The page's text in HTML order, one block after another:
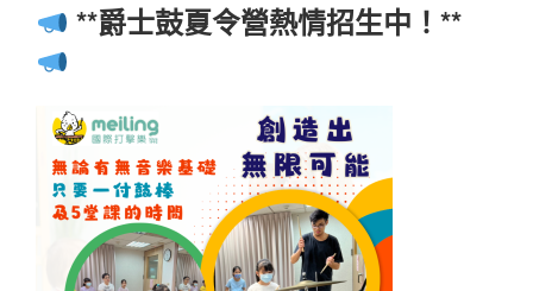
於
**爵士鼓夏令營熱情招生中！**